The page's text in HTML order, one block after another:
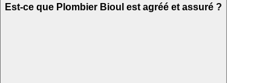
Est-ce que Plombier Bioul est agréé et assuré ?